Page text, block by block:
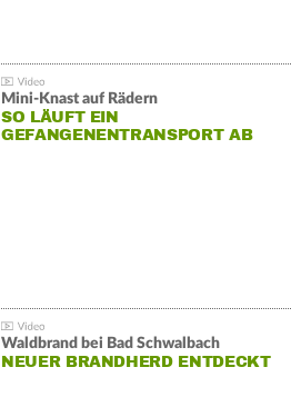
Mini-Knast auf Rädern
SO LÄUFT EIN
GEFANGENENTRANSPORT AB
Waldbrand bei Bad Schwalbach
NEUER BRANDHERD ENTDECKT